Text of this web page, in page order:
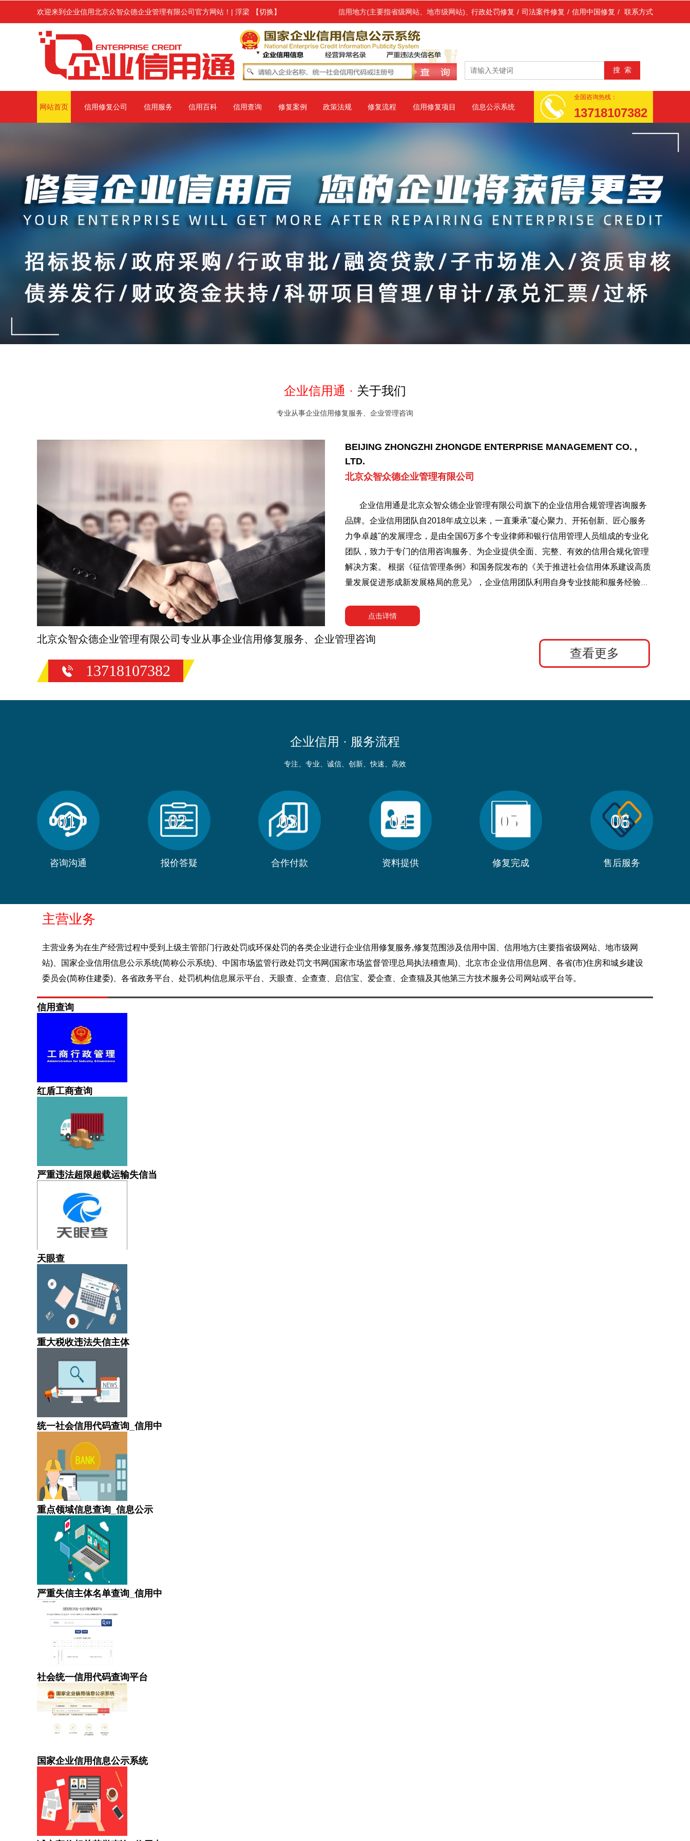
欢迎来到企业信用北京众智众德企业管理有限公司官方网站！ | 浮梁 【切换】
主管部门行政处罚或环保处罚的各类企业进行企业信用修复服务,修复范围涉及信用中国、信用地方(主要指省级网站、地市级网站)、国家企业信用信息公示系统(简称公示系统)、中国市场监管行政处罚文书网(国
行政处罚修复 / 司法案件修复 / 信用中国修复 / 联系方式
网站首页 信用修复公司 信用服务 信用百科 信用查询 修复案例 政策法规 修复流程 信用修复项目 信息公示系统
全国咨询热线：
13718107382
企业信用通 · 关于我们
专业从事企业信用修复服务、企业管理咨询
BEIJING ZHONGZHI ZHONGDE ENTERPRISE MANAGEMENT CO. ,
LTD.
北京众智众德企业管理有限公司
企业信用通是北京众智众德企业管理有限公司旗下的企业信用合规管理咨询服务
品牌。企业信用团队自2018年成立以来，一直秉承"凝心聚力、开拓创新、匠心服务
力争卓越"的发展理念，是由全国6万多个专业律师和银行信用管理人员组成的专业化
团队，致力于专门的信用咨询服务、为企业提供全面、完整、有效的信用合规化管理
解决方案。 根据《征信管理条例》和国务院发布的《关于推进社会信用体系建设高质
量发展促进形成新发展格局的意见》，企业信用团队利用自身专业技能和服务经验，
对失信主体信用报告中的不真实、不准确或超过留档期限的非恶意的、违约类的失信
行为开展异议处理流程，代表失信主体与信用机构进行沟通，争取合法合情合理的权
益，所有工作都是在合规的前提下进行，同时向全社会开展信用修复知识普及和咨询
点击详情
北京众智众德企业管理有限公司专业从事企业信用修复服务、企业管理咨询
13718107382
查看更多
企业信用 · 服务流程
专注、专业、诚信、创新、快速、高效
01
咨询沟通
02
报价答疑
03
合作付款
04
资料提供
05
修复完成
06
售后服务
主营业务
主营业务为在生产经营过程中受到上级主管部门行政处罚或环保处罚的各类企业进行企业信用修复服务,修复范围涉及信用中国、信用地方(主要指省级网站、地市级网
站)、国家企业信用信息公示系统(简称公示系统)、中国市场监管行政处罚文书网(国家市场监督管理总局执法稽查局)、北京市企业信用信息网、各省(市)住房和城乡建设
委员会(简称住建委)、各省政务平台、处罚机构信息展示平台、天眼查、企查查、启信宝、爱企查、企查猫及其他第三方技术服务公司网站或平台等。
信用查询
红盾工商查询
严重违法超限超载运输失信当
天眼查
重大税收违法失信主体
统一社会信用代码查询_信用中
重点领域信息查询_信息公示
严重失信主体名单查询_信用中
社会统一信用代码查询平台
国家企业信用信息公示系统